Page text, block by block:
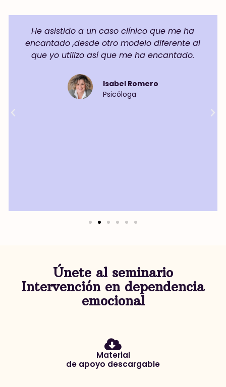
He asistido a un caso clínico que me ha
encantado ,desde otro modelo diferente al
que yo utilizo así que me ha encantado.
Isabel Romero
Psicóloga
Únete al seminario
Intervención en dependencia
emocional
Material
de apoyo descargable